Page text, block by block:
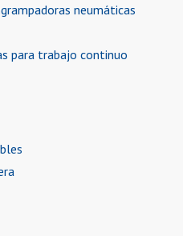
neumáticas
para trabajo continuo